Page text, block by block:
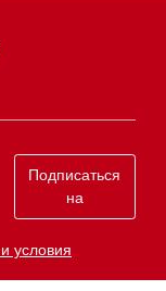
Подписаться
на
условия